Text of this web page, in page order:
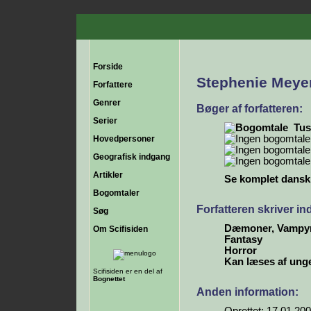
Forside
Forfattere
Genrer
Serier
Hovedpersoner
Geografisk indgang
Artikler
Bogomtaler
Søg
Om Scifisiden
Scifisiden er en del af
Bognettet
Stephenie
Bøger af forfatteren:
Se komplet
Forfatteren skriver
Dæmoner,
Fantasy
Horror
Kan læses af
Anden information: